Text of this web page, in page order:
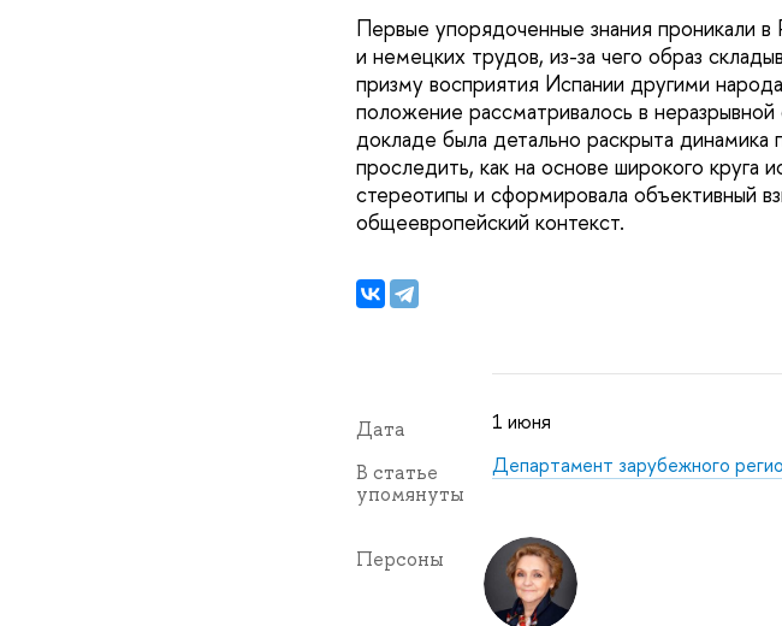
Первые упорядоченные знания проникали
и немецких трудов, из-за чего образ
призму восприятия Испании другими
положение рассматривалось в
докладе была детально раскрыта
проследить, как на основе широкого круга
стереотипы и сформировала объективный
общеевропейский контекст.
Дата 1 июня
В статье
упомянуты
Департамент зарубежного
Персоны